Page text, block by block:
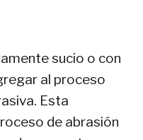
sucio o con
al proceso
Esta
de abrasión